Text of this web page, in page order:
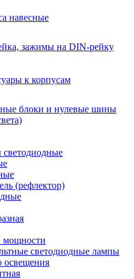
навесные
зажимы на DIN-рейку
к корпусам
блоки и нулевые шины
(рефлектор)
мощности
светодиодные лампы
освещения